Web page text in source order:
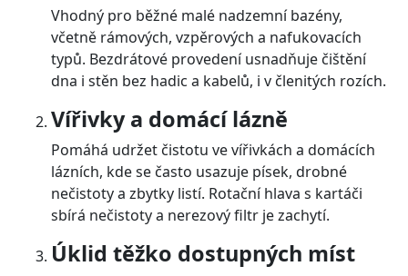
Vhodný pro běžné malé nadzemní bazény,
včetně rámových, vzpěrových a nafukovacích
typů. Bezdrátové provedení usnadňuje čištění
dna i stěn bez hadic a kabelů, i v členitých rozích.
Vířivky a domácí lázně
Pomáhá udržet čistotu ve vířivkách a domácích
lázních, kde se často usazuje písek, drobné
nečistoty a zbytky listí. Rotační hlava s kartáči
sbírá nečistoty a nerezový filtr je zachytí.
Úklid těžko dostupných míst